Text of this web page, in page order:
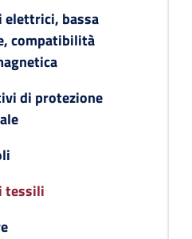
bassa
compatibilità
di protezione
tessili